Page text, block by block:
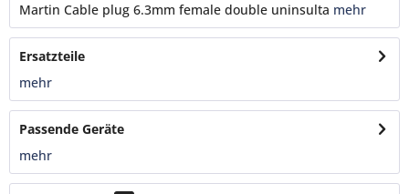
Martin Cable plug 6.3mm female double uninsulta mehr
Ersatzteile
mehr
Passende Geräte
mehr